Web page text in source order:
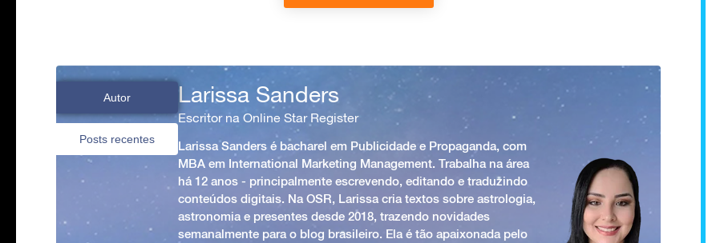
Autor
Posts recentes
Larissa Sanders
Escritor na Online Star Register
Larissa Sanders é bacharel em Publicidade e Propaganda, com
MBA em International Marketing Management. Trabalha na área
há 12 anos - principalmente escrevendo, editando e traduzindo
conteúdos digitais. Na OSR, Larissa cria textos sobre astrologia,
astronomia e presentes desde 2018, trazendo novidades
semanalmente para o blog brasileiro. Ela é tão apaixonada pelo